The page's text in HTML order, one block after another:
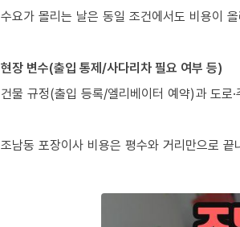
수요가 몰리는 날은 동일 조건에서도 비용이
현장 변수(출입 통제/사다리차 필요 여부 등)
건물 규정(출입 등록/엘리베이터 예약)과 도
조남동 포장이사 비용은 평수와 거리만으로